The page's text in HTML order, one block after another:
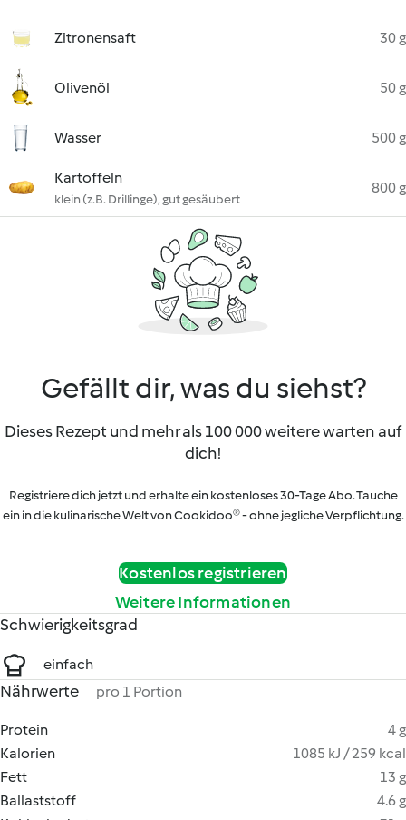
Zitronensaft 30 g
Olivenöl 50 g
Wasser 500 g
Kartoffeln
klein (z.B. Drillinge), gut gesäubert
800 g
Gefällt dir, was du siehst?
Dieses Rezept und mehr als 100 000 weitere warten auf
dich!
Registriere dich jetzt und erhalte ein kostenloses 30-Tage Abo. Tauche
ein in die kulinarische Welt von Cookidoo® - ohne jegliche Verpflichtung.
Kostenlos registrieren
Weitere Informationen
Schwierigkeitsgrad
einfach
Nährwerte pro 1 Portion
Protein
4 g
Kalorien
1085 kJ / 259 kcal
Fett
13 g
Ballaststoff
4.6 g